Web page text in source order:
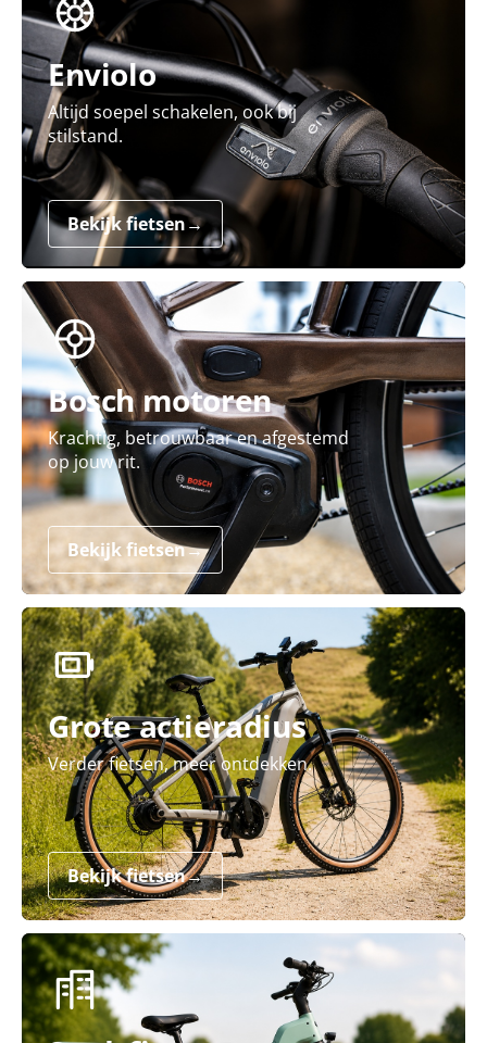
Enviolo
Altijd soepel schakelen, ook bij
stilstand.
Bekijk fietsen→
Bosch motoren
Krachtig, betrouwbaar en afgestemd
op jouw rit.
Bekijk fietsen→
Grote actieradius
Verder fietsen, meer ontdekken.
Bekijk fietsen→